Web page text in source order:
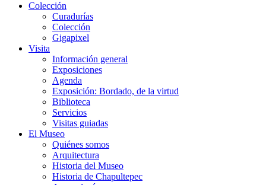
Colección
Curadurías
Colección
Gigapixel
Visita
Información general
Exposiciones
Agenda
Exposición: Bordado, de la virtud
Biblioteca
Servicios
Visitas guiadas
El Museo
Quiénes somos
Arquitectura
Historia del Museo
Historia de Chapultepec